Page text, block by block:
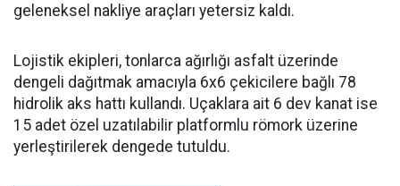
geleneksel nakliye araçları yetersiz kaldı.
Lojistik ekipleri, tonlarca ağırlığı asfalt üzerinde
dengeli dağıtmak amacıyla 6x6 çekicilere bağlı 78
hidrolik aks hattı kullandı. Uçaklara ait 6 dev kanat ise
15 adet özel uzatılabilir platformlu römork üzerine
yerleştirilerek dengede tutuldu.